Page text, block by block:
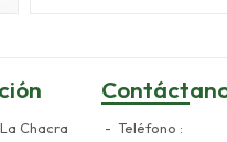
Chacra
Teléfono